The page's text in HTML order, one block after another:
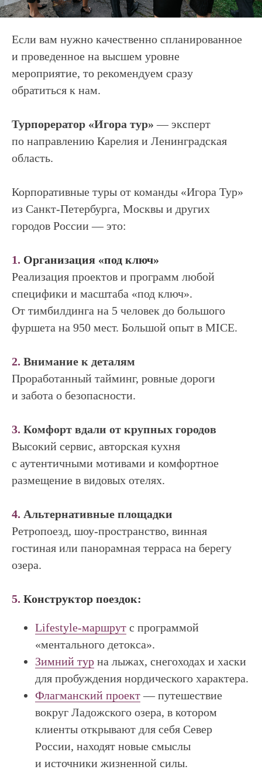
Если вам нужно качественно спланированное
и проведенное на высшем уровне
мероприятие, то рекомендуем сразу
обратиться к нам.
Турпорератор «Игора тур» — эксперт
по направлению Карелия и Ленинградская
область.
Корпоративные туры от команды «Игора Тур»
из Санкт-Петербурга, Москвы и других
городов России — это:
1. Организация «под ключ»
Реализация проектов и программ любой
специфики и масштаба «под ключ».
От тимбилдинга на 5 человек до большого
фуршета на 950 мест. Большой опыт в MICE.
2. Внимание к деталям
Проработанный тайминг, ровные дороги
и забота о безопасности.
3. Комфорт вдали от крупных городов
Высокий сервис, авторская кухня
с аутентичными мотивами и комфортное
размещение в видовых отелях.
4. Альтернативные площадки
Ретропоезд, шоу-пространство, винная
гостиная или панорамная терраса на берегу
озера.
5. Конструктор поездок:
Lifestyle-маршрут с программой
«ментального детокса».
Зимний тур на лыжах, снегоходах и хаски
для пробуждения нордического характера.
Флагманский проект— путешествие
вокруг Ладожского озера, в котором
клиенты открывают для себя Север
России, находят новые смыслы
и источники жизненной силы.